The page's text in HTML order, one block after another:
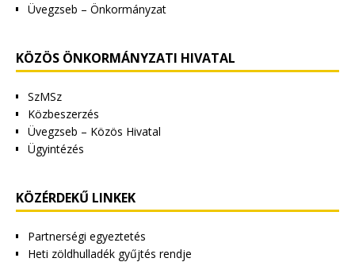
Üvegzseb – Önkormányzat
KÖZÖS ÖNKORMÁNYZATI HIVATAL
SzMSz
Közbeszerzés
Üvegzseb – Közös Hivatal
Ügyintézés
KÖZÉRDEKŰ LINKEK
Partnerségi egyeztetés
Heti zöldhulladék gyűjtés rendje